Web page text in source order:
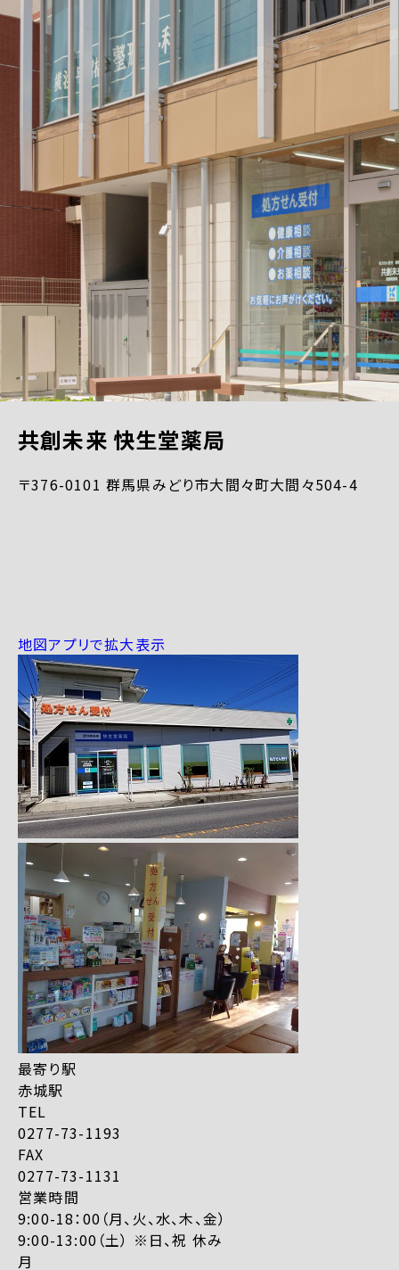
共創未来 快生堂薬局
〒376-0101 群馬県みどり市大間々町大間々504-4
地図アプリで拡大表示
最寄り駅
赤城駅
TEL
0277-73-1193
FAX
0277-73-1131
営業時間
9:00-18：00（月、火、水、木、金）
9:00-13:00（土） ※日、祝 休み
月